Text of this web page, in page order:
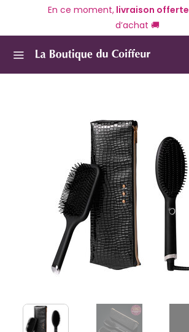
En ce moment,livraison offerte
d’achat 🚚